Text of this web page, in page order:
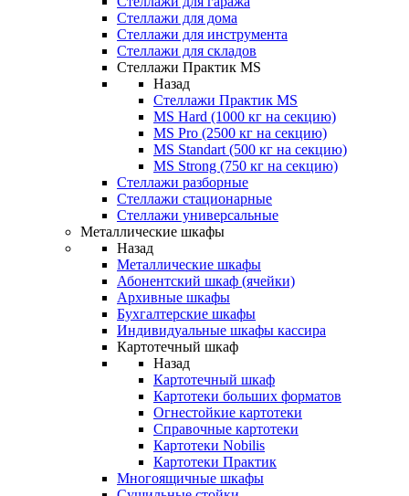
Стеллажи для дома
Стеллажи для инструмента
Стеллажи для складов
Стеллажи Практик MS
Назад
Стеллажи Практик MS
MS Hard (1000 кг на секцию)
MS Pro (2500 кг на секцию)
MS Standart (500 кг на секцию)
MS Strong (750 кг на секцию)
Стеллажи разборные
Стеллажи стационарные
Стеллажи универсальные
Металлические шкафы
Назад
Металлические шкафы
Абонентский шкаф (ячейки)
Архивные шкафы
Бухгалтерские шкафы
Индивидуальные шкафы кассира
Картотечный шкаф
Назад
Картотечный шкаф
Картотеки больших форматов
Огнестойкие картотеки
Справочные картотеки
Картотеки Nobilis
Картотеки Практик
Многоящичные шкафы